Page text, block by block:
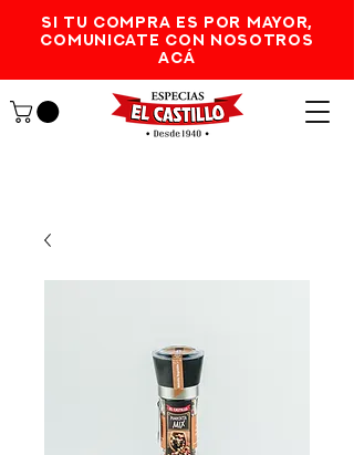
SI TU COMPRA ES POR MAYOR,
comunicate con nosotros
acá